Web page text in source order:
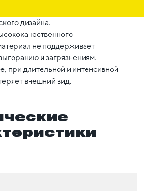
дизайна.
не поддерживает
и загрязнениям.
при длительной и интенсивной
внешний вид.